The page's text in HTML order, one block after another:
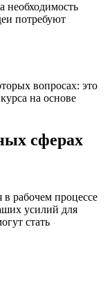
необходимость
потребуют
вопросах: это
на основе
сферах
рабочем процессе
усилий для
стать